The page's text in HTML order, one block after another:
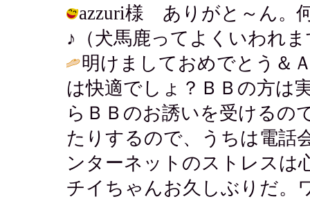
azzuri様 ありがと～ん。
♪（犬馬鹿ってよくいわれま
明けましておめでとう＆
は快適でしょ？ＢＢの方は
らＢＢのお誘いを受けるの
たりするので、うちは電話
ンターネットのストレスは
チイちゃんお久しぶりだ。